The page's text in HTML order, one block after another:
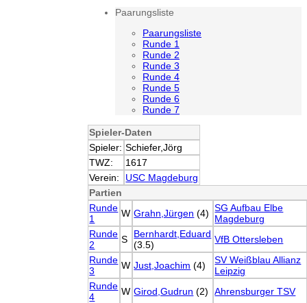
Paarungsliste
Paarungsliste
Runde 1
Runde 2
Runde 3
Runde 4
Runde 5
Runde 6
Runde 7
Spieler-Daten
Spieler: Schiefer,Jörg
TWZ:
1617
Verein:
USC Magdeburg
Partien
Runde
1
W Grahn,Jürgen (4) SG Aufbau Elbe
Magdeburg
Runde
2
S
Bernhardt,Eduard
(3.5)
VfB Ottersleben
Runde
3
W Just,Joachim (4)
SV Weißblau Allianz
Leipzig
Runde
4
W Girod,Gudrun (2)
Ahrensburger TSV